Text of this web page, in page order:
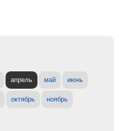
апрель май июнь
октябрь ноябрь